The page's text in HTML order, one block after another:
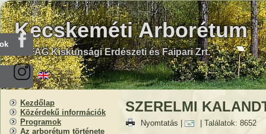
Kecskeméti Arborétum
KEFAG Kiskunsági Erdészeti és Faipari Zrt.
Kezdőlap
Közérdekű információk
Programok
Az arborétum története
SZERELMI
Nyomtatás
| Találatok: 8652